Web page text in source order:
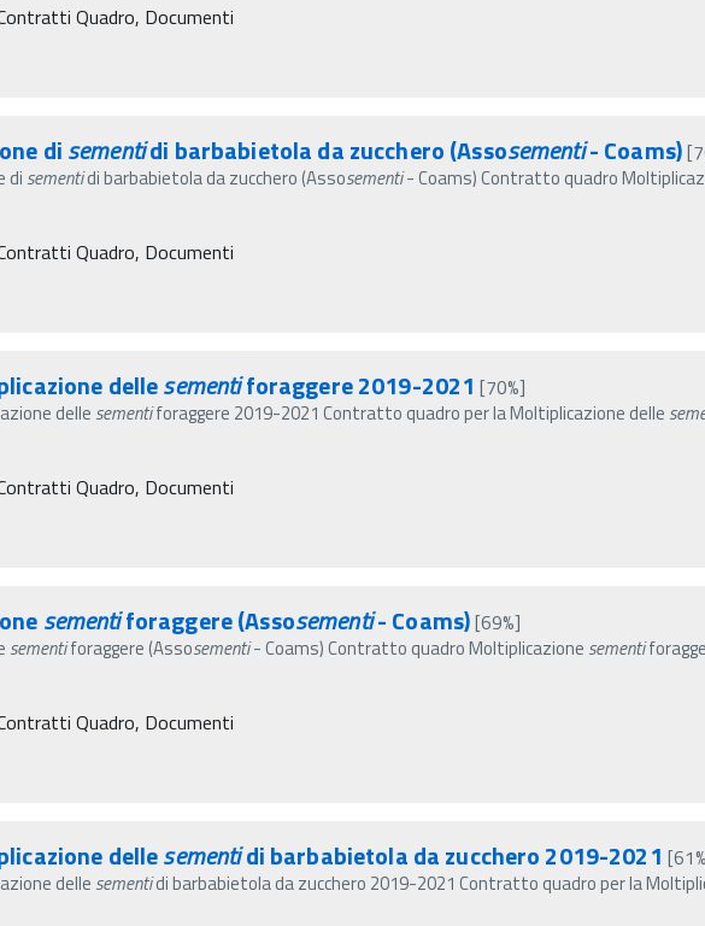
Quadro, Documenti
disementidi barbabietola da zucchero (Assosementi- Coams)
di sementidi barbabietola da zucchero (Assosementi- Coams) Contratto quadro
Quadro, Documenti
dellesementiforaggere 2019-2021 [70%]
delle sementiforaggere 2019-2021 Contratto quadro per la Moltiplicazione delle
Quadro, Documenti
sementiforaggere (Assosementi- Coams)[69%]
sementiforaggere (Assosementi- Coams) Contratto quadro Moltiplicazione sementi
Quadro, Documenti
dellesementidi barbabietola da zucchero 2019-2021
delle sementidi barbabietola da zucchero 2019-2021 Contratto quadro per la